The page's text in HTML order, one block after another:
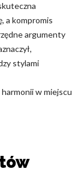
a kompromis
argumenty
stylami
w miejscu